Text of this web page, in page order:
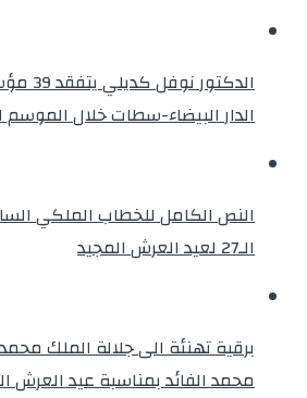
الدار البيضاء-سطات خلال الموسم
النص الكامل للخطاب الملكي
الـ27 لعيد العرش المجيد
برقية تهنئة الى جلالة الملك
محمد الفائد بمناسبة عيد العرش